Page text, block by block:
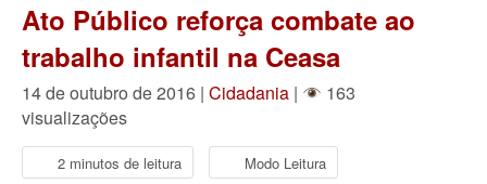
Ato Público reforça combate ao
trabalho infantil na Ceasa
14 de outubro de 2016 | Cidadania |
163
visualizações
2 minutos de leitura Modo Leitura